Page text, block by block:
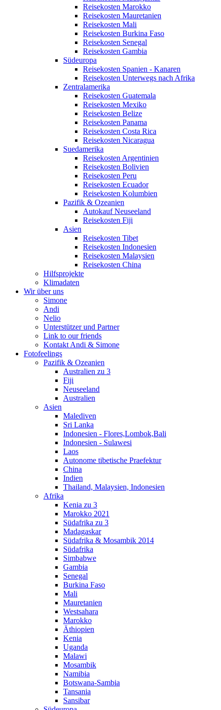
Reisekosten Marokko
Reisekosten Mauretanien
Reisekosten Mali
Reisekosten Burkina Faso
Reisekosten Senegal
Reisekosten Gambia
Südeuropa
Reisekosten Spanien - Kanaren
Reisekosten Unterwegs nach Afrika
Zentralamerika
Reisekosten Guatemala
Reisekosten Mexiko
Reisekosten Belize
Reisekosten Panama
Reisekosten Costa Rica
Reisekosten Nicaragua
Suedamerika
Reisekosten Argentinien
Reisekosten Bolivien
Reisekosten Peru
Reisekosten Ecuador
Reisekosten Kolumbien
Pazifik & Ozeanien
Autokauf Neuseeland
Reisekosten Fiji
Asien
Reisekosten Tibet
Reisekosten Indonesien
Reisekosten Malaysien
Reisekosten China
Hilfsprojekte
Klimadaten
Wir über uns
Simone
Andi
Nelio
Unterstützer und Partner
Link to our friends
Kontakt Andi & Simone
Fotofeelings
Pazifik & Ozeanien
Australien zu 3
Fiji
Neuseeland
Australien
Asien
Malediven
Sri Lanka
Indonesien - Flores,Lombok,Bali
Indonesien - Sulawesi
Laos
Autonome tibetische Praefektur
China
Indien
Thailand, Malaysien, Indonesien
Afrika
Kenia zu 3
Marokko 2021
Südafrika zu 3
Madagaskar
Südafrika & Mosambik 2014
Südafrika
Simbabwe
Gambia
Senegal
Burkina Faso
Mali
Mauretanien
Westsahara
Marokko
Äthiopien
Kenia
Uganda
Malawi
Mosambik
Namibia
Botswana-Sambia
Tansania
Sansibar